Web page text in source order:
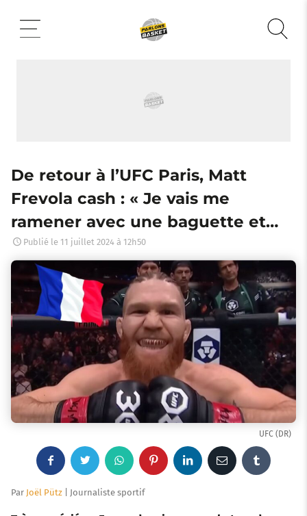
contenu
De retour à l’UFC Paris, Matt
Frevola cash : « Je vais me
ramener avec une baguette et…
Publié le 11 juillet 2024 à 12h50
UFC (DR)
a w
W
h
P E
Par Joël Pütz | Journaliste sportif